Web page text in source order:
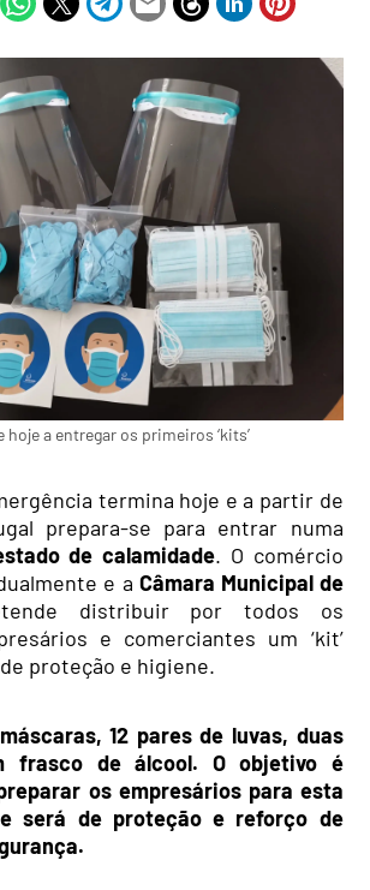
hoje a entregar os primeiros ‘kits’
termina hoje e a partir de
prepara-se para entrar numa
de calamidade. O comércio
e a Câmara Municipal de
distribuir por todos os
e comerciantes um ‘kit’
proteção e higiene.
12 pares de luvas, duas
frasco de álcool. O objetivo é
os empresários para esta
será de proteção e reforço de